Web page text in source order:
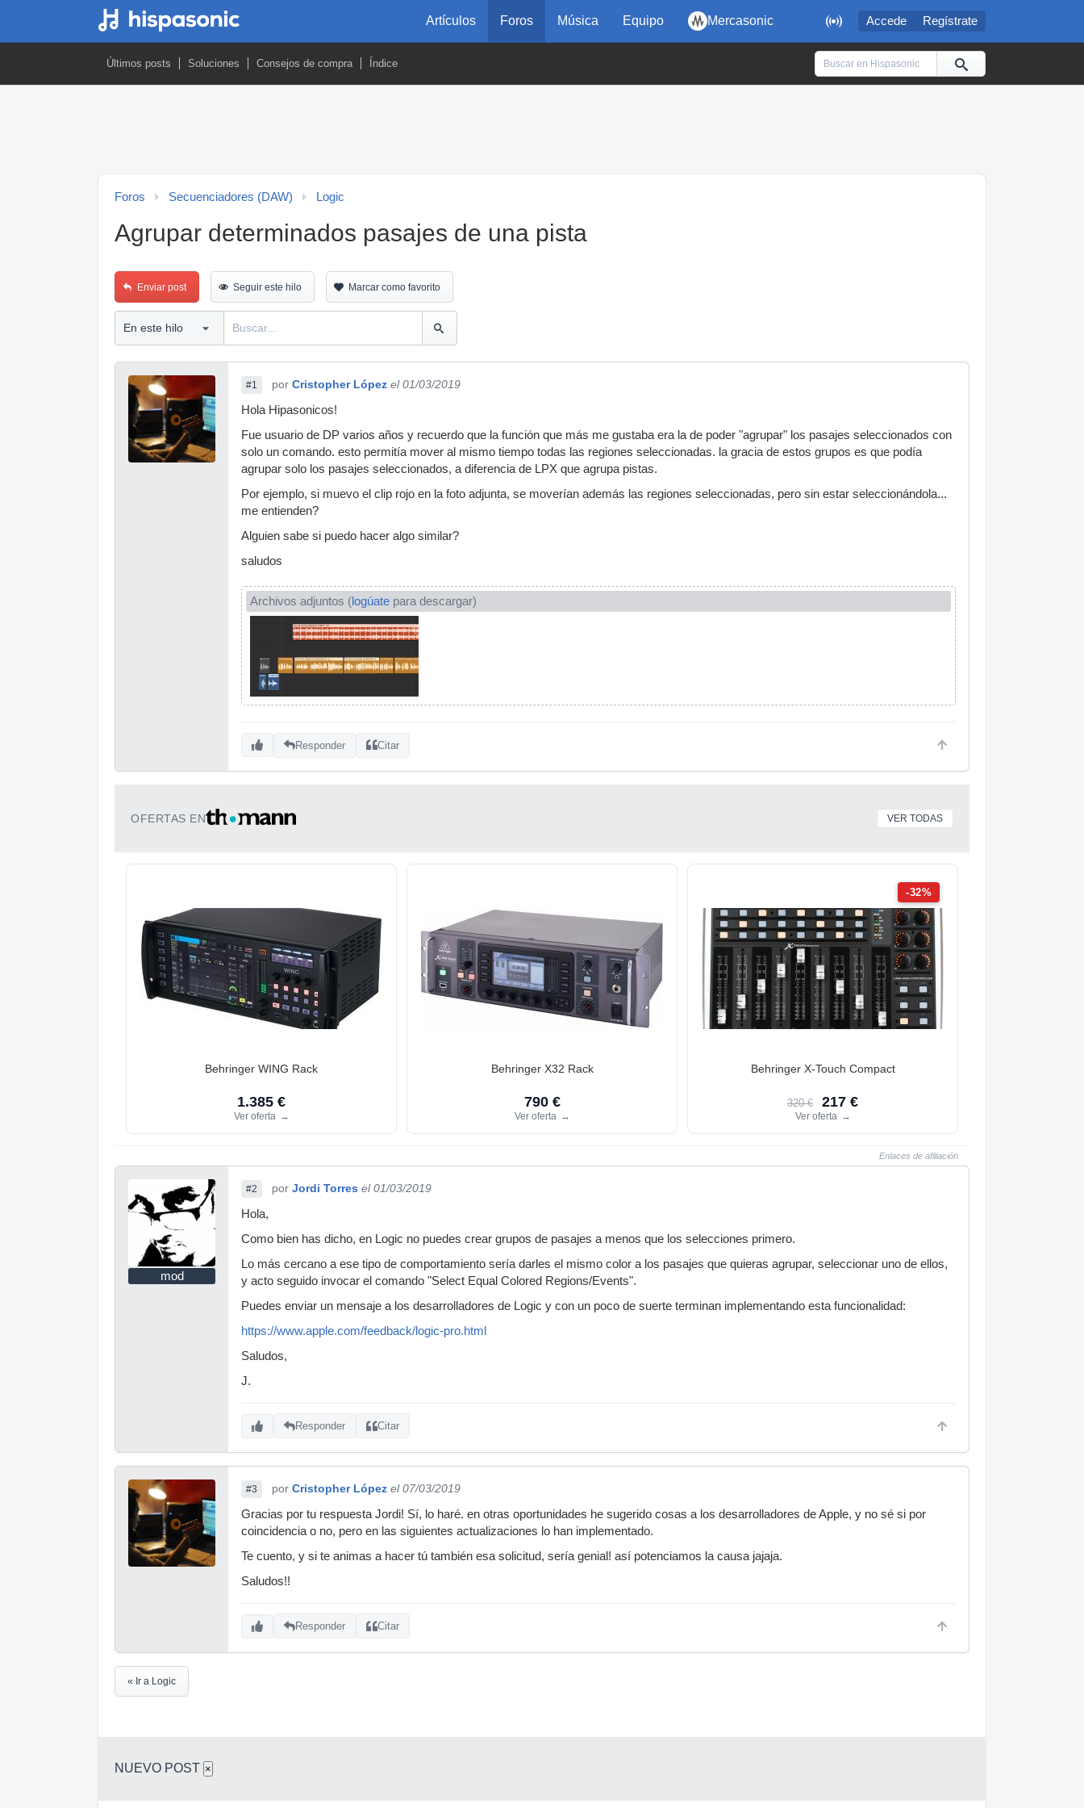
 Accede Regístrate
Artículos Foros Música Equipo Mercasonic
Últimos posts Soluciones Consejos de compra Índice
Foros Secuenciadores (DAW) Logic
Agrupar determinados pasajes de una pista
Enviar post Seguir este hilo Marcar como favorito
#1 por Cristopher López el 01/03/2019
Hola Hipasonicos!
Fue usuario de DP varios años y recuerdo que la función que más me gustaba era la de poder "agrupar" los pasajes seleccionados con
solo un comando. esto permitía mover al mismo tiempo todas las regiones seleccionadas. la gracia de estos grupos es que podía
agrupar solo los pasajes seleccionados, a diferencia de LPX que agrupa pistas.
Por ejemplo, si muevo el clip rojo en la foto adjunta, se moverían además las regiones seleccionadas, pero sin estar seleccionándola...
me entienden?
Alguien sabe si puedo hacer algo similar?
saludos
Archivos adjuntos (logúate para descargar)
Responder Citar
OFERTAS EN VER TODAS
Behringer WING Rack
1.385 €
Ver oferta →
Behringer X32 Rack
790 €
Ver oferta →
-32%
Behringer X-Touch Compact
320 € 217 €
Ver oferta →
Enlaces de afiliación
mod
#2 por Jordi Torres el 01/03/2019
Hola,
Como bien has dicho, en Logic no puedes crear grupos de pasajes a menos que los selecciones primero.
Lo más cercano a ese tipo de comportamiento sería darles el mismo color a los pasajes que quieras agrupar, seleccionar uno de ellos,
y acto seguido invocar el comando "Select Equal Colored Regions/Events".
Puedes enviar un mensaje a los desarrolladores de Logic y con un poco de suerte terminan implementando esta funcionalidad:
https://www.apple.com/feedback/logic-pro.html
Saludos,
J.
Responder Citar
#3 por Cristopher López el 07/03/2019
Gracias por tu respuesta Jordi! Sí, lo haré. en otras oportunidades he sugerido cosas a los desarrolladores de Apple, y no sé si por
coincidencia o no, pero en las siguientes actualizaciones lo han implementado.
Te cuento, y si te animas a hacer tú también esa solicitud, sería genial! así potenciamos la causa jajaja.
Saludos!!
Responder Citar
« Ir a Logic
NUEVO POST ×